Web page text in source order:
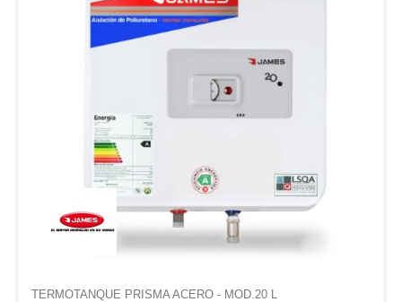
TERMOTANQUE PRISMA ACERO - MOD.20 L